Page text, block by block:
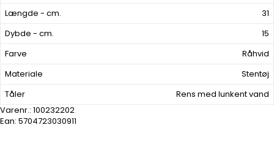
Længde - cm.
31
Dybde - cm.
15
Farve
Råhvid
Materiale
Stentøj
Tåler
Rens med lunkent vand
Varenr.: 100232202
Ean: 5704723030911